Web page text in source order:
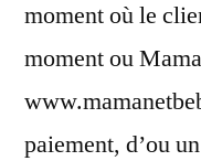
moment où le
moment ou
paiement, d’ou